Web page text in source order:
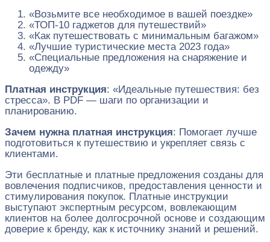
«Возьмите все необходимое в вашей поездке»
«ТОП-10 гаджетов для путешествий»
«Как путешествовать с минимальным багажом»
«Лучшие туристические места 2023 года»
«Специальные предложения на снаряжение и
одежду»
Платная инструкция: «Идеальные путешествия: без
стресса». В PDF — шаги по организации и
планированию.
Зачем нужна платная инструкция: Помогает лучше
подготовиться к путешествию и укрепляет связь с
клиентами.
Эти бесплатные и платные предложения созданы для
вовлечения подписчиков, предоставления ценности и
стимулирования покупок. Платные инструкции
выступают экспертным ресурсом, вовлекающим
клиентов на более долгосрочной основе и создающим
доверие к бренду, как к источнику знаний и решений.